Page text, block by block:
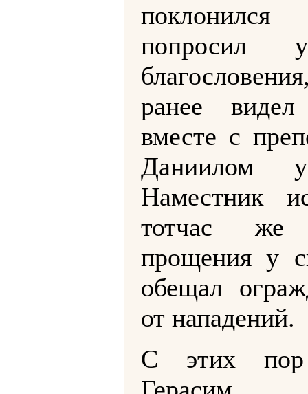
попросил
ранее видел
вместе с
Даниилом
Наместник
тотчас же
прощения у
обещал
от нападений.
С этих пор